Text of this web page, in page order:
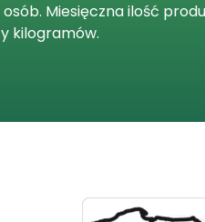
Miesięczna ilość
kilogramów.